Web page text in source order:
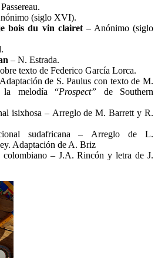
(siglo XVI).
bois du vin clairet– Anónimo (siglo
– N. Estrada.
texto de Federico García Lorca.
de S. Paulus con texto de M.
la melodía “Prospect” de Southern
isixhosa – Arreglo de M. Barrett y R.
sudafricana – Arreglo de L.
Adaptación de A. Briz
colombiano – J.A. Rincón y letra de J.